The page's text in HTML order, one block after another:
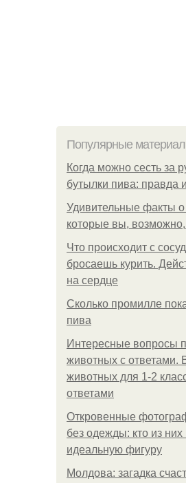
Популярные
Когда можно сесть за
бутылки пива: правда
Удивительные факты
которые вы,
Что происходит с
бросаешь курить.
на сердце
Сколько промилле
пива
Интересные вопросы
животных с ответами.
животных для 1-2
ответами
Откровенные
без одежды: кто из них
идеальную фигуру
Молдова: загадка